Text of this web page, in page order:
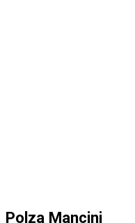
Polza Mancini